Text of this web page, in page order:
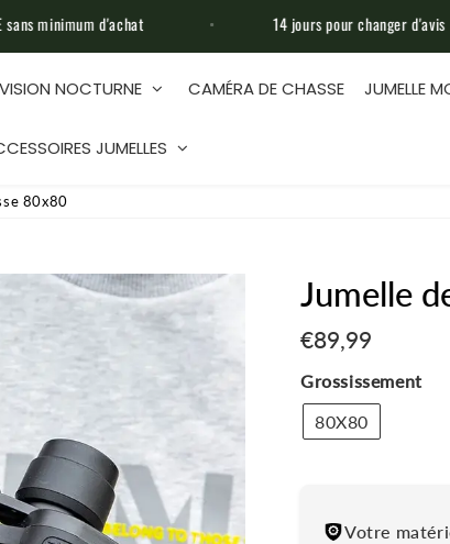
14 jours pour changer d'avis
NOCTURNE CAMÉRA DE CHASSE JUMELLE
JUMELLES
80x80
Jumelle
€89,99
price
Grossissement
80X80
Votre